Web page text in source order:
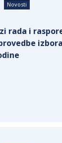
Novosti
rada i